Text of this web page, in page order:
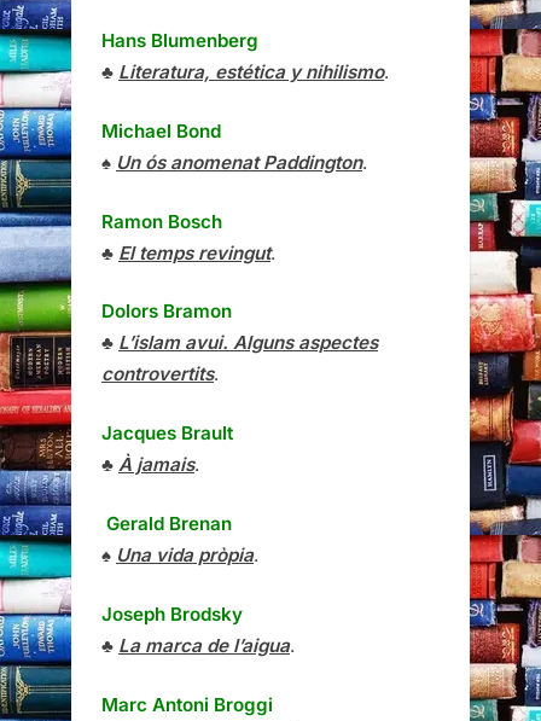
Hans Blumenberg
♣ Literatura, estética y nihilismo.
Michael Bond
♠ Un ós anomenat Paddington.
Ramon Bosch
♣ El temps revingut.
Dolors Bramon
♣ L’islam avui. Alguns aspectes
controvertits.
Jacques Brault
♣ À jamais.
Gerald Brenan
♠ Una vida pròpia.
Joseph Brodsky
♣ La marca de l’aigua.
Marc Antoni Broggi